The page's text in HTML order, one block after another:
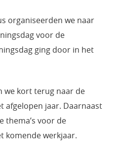
organiseerden we naar
voor de
ging door in het
we kort terug naar de
afgelopen jaar. Daarnaast
thema’s voor de
komende werkjaar.